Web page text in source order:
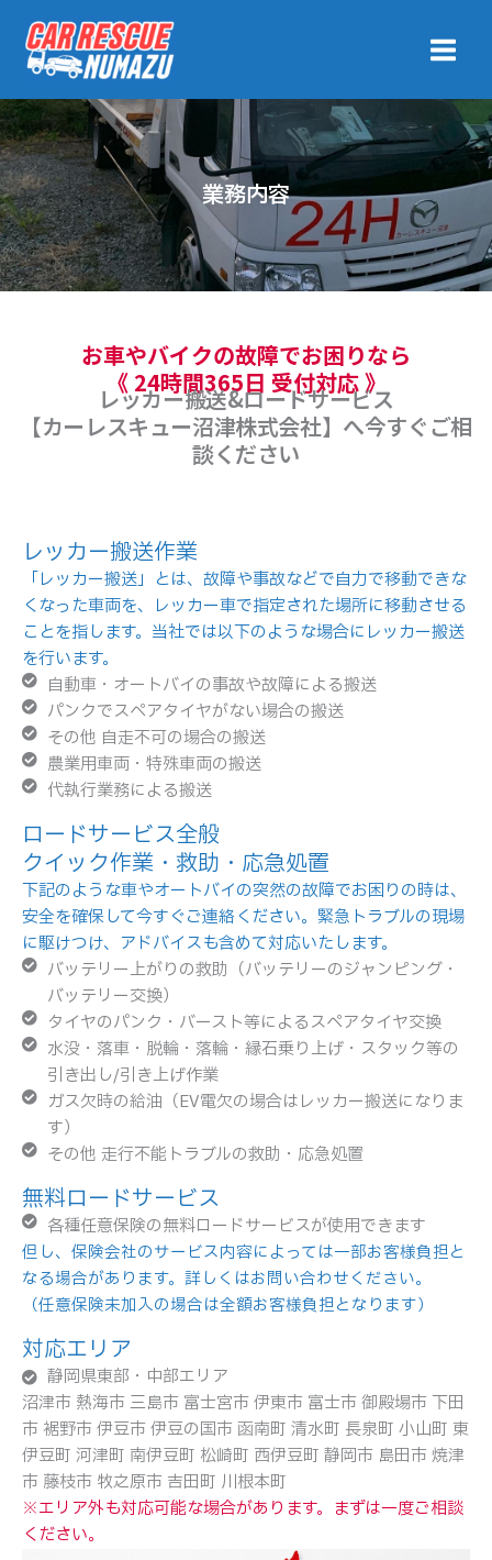
キ
ッ
プ
業務内容
お車やバイクの故障でお困りなら
《 24時間365日 受付対応 》
レッカー搬送&ロードサービス
【カーレスキュー沼津株式会社】へ今すぐご相
談ください
レッカー搬送作業
「レッカー搬送」とは、故障や事故などで自力で移動できな
くなった車両を、レッカー車で指定された場所に移動させる
ことを指します。当社では以下のような場合にレッカー搬送
を行います。
自動車・オートバイの事故や故障による搬送
パンクでスペアタイヤがない場合の搬送
その他 自走不可の場合の搬送
農業用車両・特殊車両の搬送
代執行業務による搬送
ロードサービス全般
クイック作業・救助・応急処置
下記のような車やオートバイの突然の故障でお困りの時は、
安全を確保して今すぐご連絡ください。緊急トラブルの現場
に駆けつけ、アドバイスも含めて対応いたします。
バッテリー上がりの救助（バッテリーのジャンピング・
バッテリー交換）
タイヤのパンク・バースト等によるスペアタイヤ交換
水没・落車・脱輪・落輪・縁石乗り上げ・スタック等の
引き出し/引き上げ作業
ガス欠時の給油（EV電欠の場合はレッカー搬送になりま
す）
その他 走行不能トラブルの救助・応急処置
無料ロードサービス
各種任意保険の無料ロードサービスが使用できます
但し、保険会社のサービス内容によっては一部お客様負担と
なる場合があります。詳しくはお問い合わせください。
（任意保険未加入の場合は全額お客様負担となります）
対応エリア
静岡県東部・中部エリア
沼津市 熱海市 三島市 富士宮市 伊東市 富士市 御殿場市 下田
市 裾野市 伊豆市 伊豆の国市 函南町 清水町 長泉町 小山町 東
伊豆町 河津町 南伊豆町 松崎町 西伊豆町 静岡市 島田市 焼津
市 藤枝市 牧之原市 吉田町 川根本町
※エリア外も対応可能な場合があります。まずは一度ご相談
ください。